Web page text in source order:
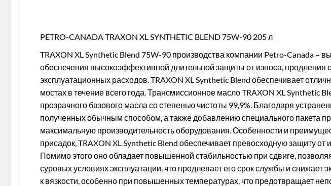
PETRO-CANADA TRAXON XL SYNTHETIC BLEND 75W-90 205 л
TRAXON XL Synthetic Blend 75W-90 производства компании Petro-Canada –
обеспечения высокоэффективной длительной защиты от износа,
эксплуатационных расходов. TRAXON XL Synthetic Blend обеспечивает
мостах в течение всего года. Трансмиссионное масло TRAXON XL Synthetic
прозрачного базового масла со степенью чистоты 99,9%. Благодаря
полученных обычным способом, а также добавлению специального пакета
максимальную производительность оборудования. Особенности и
присадок, TRAXON XL Synthetic Blend обеспечивает превосходную защиту от
Помимо этого оно обладает повышенной стабильностью при сдвиге,
суровых условиях эксплуатации, что продлевает его срок службы и
к вязкости, особенно при повышенных температурах, что предотвращает